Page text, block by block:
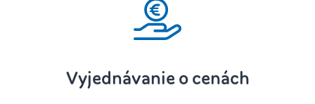
Vyjednávanie o cenách